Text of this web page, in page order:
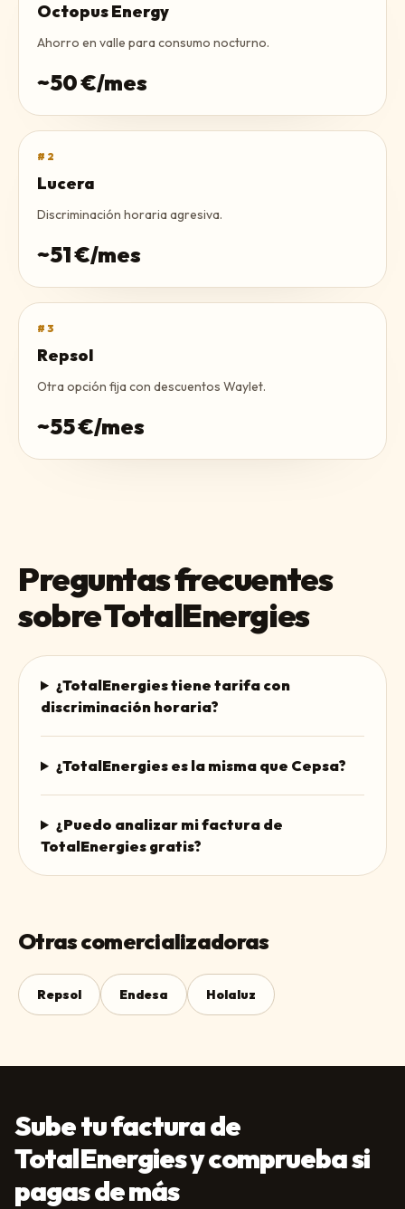
Octopus Energy
Ahorro en valle para consumo nocturno.
~50€/mes
# 2
Lucera
Discriminación horaria agresiva.
~51€/mes
# 3
Repsol
Otra opción fija con descuentos Waylet.
~55€/mes
Preguntas frecuentes
sobreTotalEnergies
¿TotalEnergies tiene tarifa con
discriminación horaria?
¿TotalEnergies es la misma que Cepsa?
¿Puedo analizar mi factura de
TotalEnergies gratis?
Otras comercializadoras
Repsol Endesa Holaluz
Sube tu factura de
TotalEnergies y comprueba si
pagas de más